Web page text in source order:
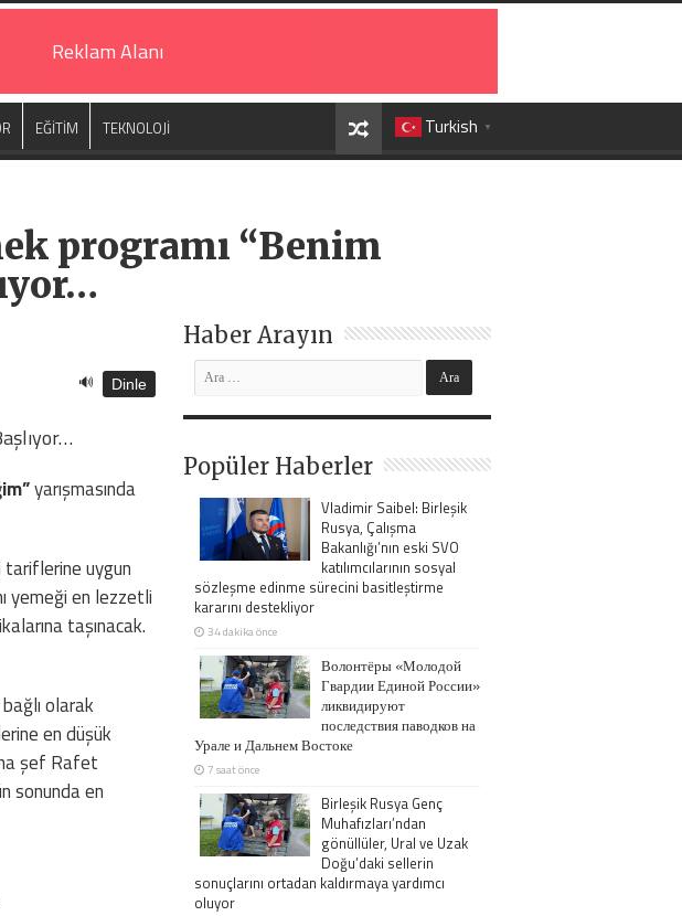
Reklam Alanı
Turkish ▼
EĞİTİM TEKNOLOJİ
programı “Benim
🔊 Dinle
yarışmasında
tariflerine uygun
yemeği en lezzetli
taşınacak.
olarak
en düşük
şef Rafet
sonunda en
Haber Arayın
Popüler Haberler
Vladimir Saibel: Birleşik
Rusya, Çalışma
Bakanlığı’nın eski SVO
katılımcılarının sosyal
sözleşme edinme sürecini basitleştirme
kararını destekliyor
34 dakika önce
Волонтёры «Молодой
Гвардии Единой России»
ликвидируют
последствия паводков на
Урале и Дальнем Востоке
7 saat önce
Birleşik Rusya Genç
Muhafızları’ndan
gönüllüler, Ural ve Uzak
Doğu’daki sellerin
sonuçlarını ortadan kaldırmaya yardımcı
oluyor